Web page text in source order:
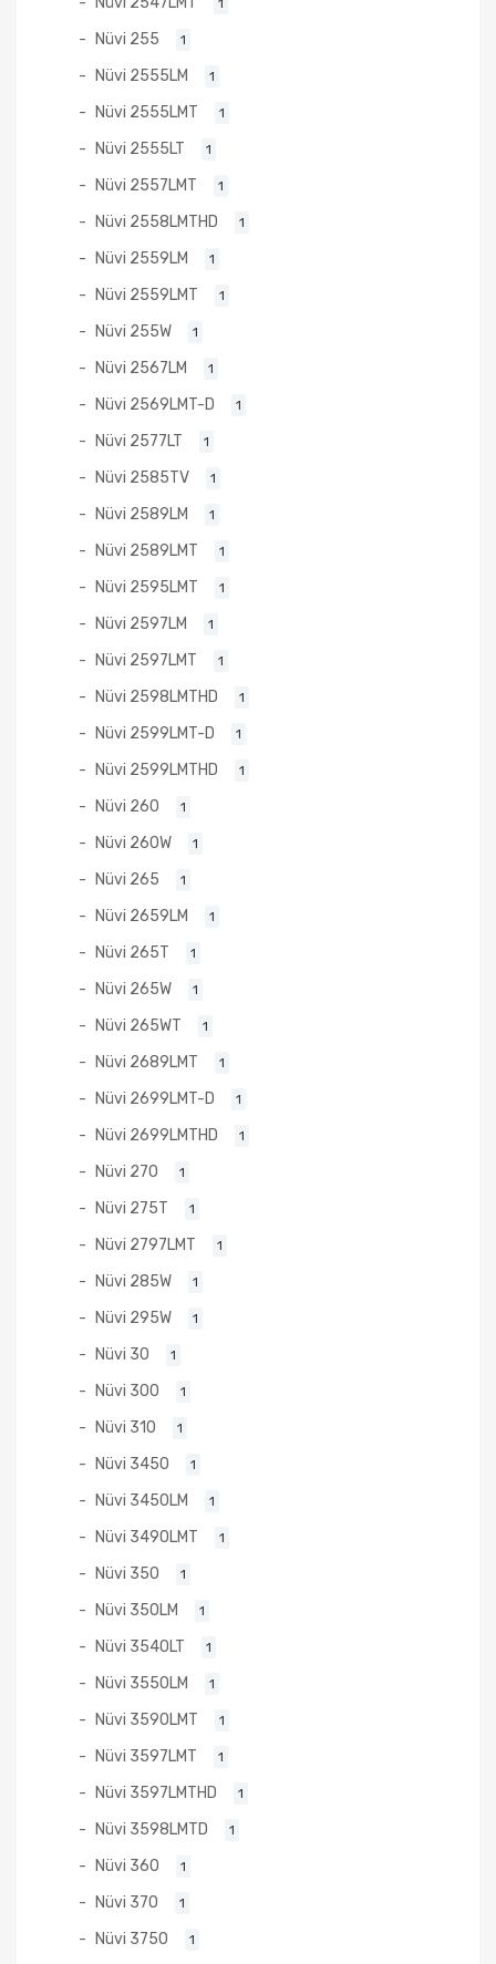
Nüvi 255 1
Nüvi 2555LM 1
Nüvi 2555LMT 1
Nüvi 2555LT 1
Nüvi 2557LMT 1
Nüvi 2558LMTHD 1
Nüvi 2559LM 1
Nüvi 2559LMT 1
Nüvi 255W 1
Nüvi 2567LM 1
Nüvi 2569LMT-D 1
Nüvi 2577LT 1
Nüvi 2585TV 1
Nüvi 2589LM 1
Nüvi 2589LMT 1
Nüvi 2595LMT 1
Nüvi 2597LM 1
Nüvi 2597LMT 1
Nüvi 2598LMTHD 1
Nüvi 2599LMT-D 1
Nüvi 2599LMTHD 1
Nüvi 260 1
Nüvi 260W 1
Nüvi 265 1
Nüvi 2659LM 1
Nüvi 265T 1
Nüvi 265W 1
Nüvi 265WT 1
Nüvi 2689LMT 1
Nüvi 2699LMT-D 1
Nüvi 2699LMTHD 1
Nüvi 270 1
Nüvi 275T 1
Nüvi 2797LMT 1
Nüvi 285W 1
Nüvi 295W 1
Nüvi 30 1
Nüvi 300 1
Nüvi 310 1
Nüvi 3450 1
Nüvi 3450LM 1
Nüvi 3490LMT 1
Nüvi 350 1
Nüvi 350LM 1
Nüvi 3540LT 1
Nüvi 3550LM 1
Nüvi 3590LMT 1
Nüvi 3597LMT 1
Nüvi 3597LMTHD 1
Nüvi 3598LMTD 1
Nüvi 360 1
Nüvi 370 1
Nüvi 3750 1